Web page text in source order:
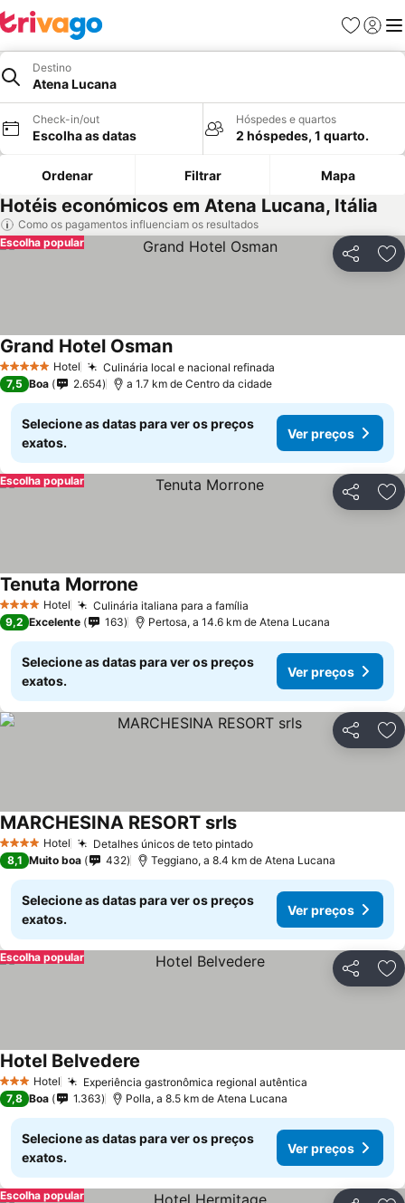
Favoritos
Iniciar
Destino
Atena Lucana
Check-in/out
Escolha as datas
Hóspedes e quartos
2 hóspedes, 1 quarto.
Ordenar Filtrar Mapa
Hotéis económicos em Atena Lucana, Itália
Como os pagamentos influenciam os resultados
Partilhar
Escolha popular
5 Estrelas Hotel Culinária local e nacional refinada
Grand Hotel Osman
7,5 Boa 2.654 a 1.7 km de Centro da cidade
Selecione as datas para ver os preços
exatos.
Ver preços
Partilhar
Escolha popular
4 EstrelasHotel Culinária italiana para a família
Tenuta Morrone
9,2 Excelente 163 Pertosa, a 14.6 km de Atena Lucana
Selecione as datas para ver os preços
exatos.
Ver preços
Partilhar
4 EstrelasHotel Detalhes únicos de teto pintado
MARCHESINA RESORT srls
8,1 Muito boa 432 Teggiano, a 8.4 km de Atena Lucana
Selecione as datas para ver os preços
exatos.
Ver preços
Partilhar
Escolha popular
3 EstrelasHotel Experiência gastronômica regional autêntica
Hotel Belvedere
7,8 Boa 1.363 Polla, a 8.5 km de Atena Lucana
Selecione as datas para ver os preços
exatos.
Ver preços
Escolha popular